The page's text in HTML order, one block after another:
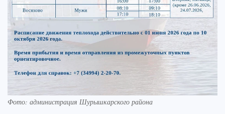
Фото: администрация Шурышкарского района